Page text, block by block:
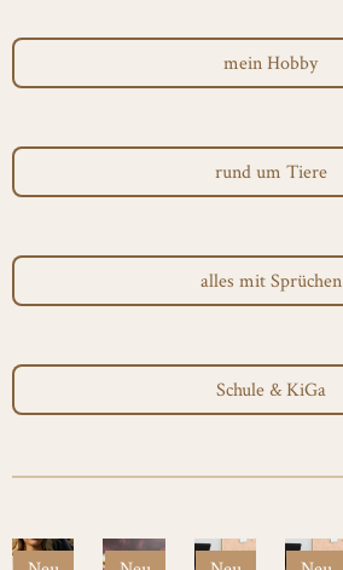
mein Hobby
rund um Tiere
alles mit Sprüchen
Schule & KiGa